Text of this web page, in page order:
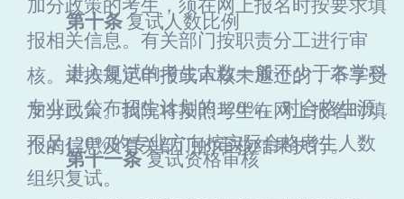
加分政策的考生，须在网上报名时按要求填
报相关信息。有关部门按职责分工进行审
核。未按规定申报或审核未通过的，不享受
加分政策。我院将按照考生在网上报名时填
报的信息及有关部门的审核结果执行。
第十条复试人数比例
进入复试的考生人数一般不少于各学科
专业已公布招生计划的120%。对合格生源
不足120%的专业方向按实际合格考生人数
组织复试。
第十一条复试资格审核